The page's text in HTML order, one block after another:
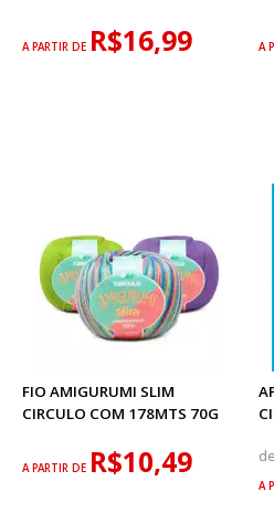
A PARTIR DE R$16,99 A
FIO AMIGURUMI SLIM
CIRCULO COM 178MTS 70G
A PARTIR DE R$10,49
A